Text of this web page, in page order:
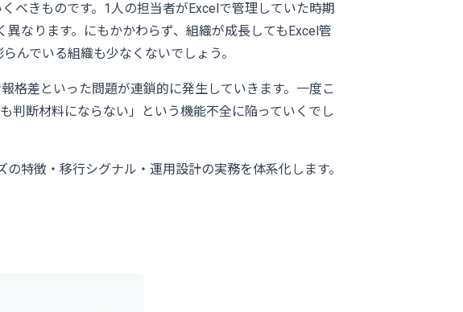
べきものです。1人の担当者がExcelで管理していた時期
なります。にもかかわらず、組織が成長してもExcel管
んでいる組織も少なくないでしょう。
格差といった問題が連鎖的に発生していきます。一度こ
判断材料にならない」という機能不全に陥っていくでし
特徴・移行シグナル・運用設計の実務を体系化します。